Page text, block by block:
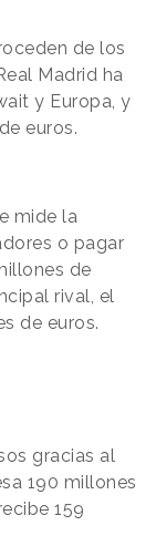
de los
Madrid ha
y Europa, y
euros.
mide la
o pagar
de
rival, el
de euros.
gracias al
190 millones
159